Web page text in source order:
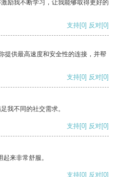
励我不断学习，让我能够取得更好的
支持[0] 反对[0]
提供最高速度和安全性的连接，并帮
支持[0] 反对[0]
我不同的社交需求。
支持[0] 反对[0]
来非常舒服。
支持[0] 反对[0]